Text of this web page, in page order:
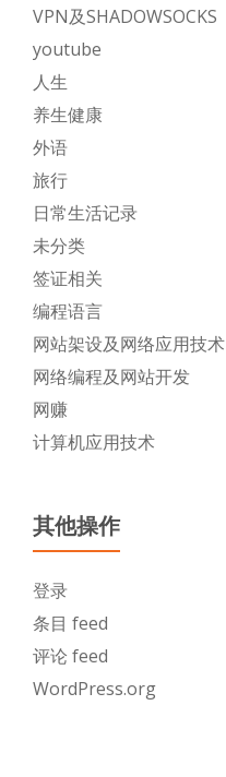
VPN及SHADOWSOCKS
youtube
人生
养生健康
外语
旅行
日常生活记录
未分类
签证相关
编程语言
网站架设及网络应用技术
网络编程及网站开发
网赚
计算机应用技术
其他操作
登录
条目 feed
评论 feed
WordPress.org